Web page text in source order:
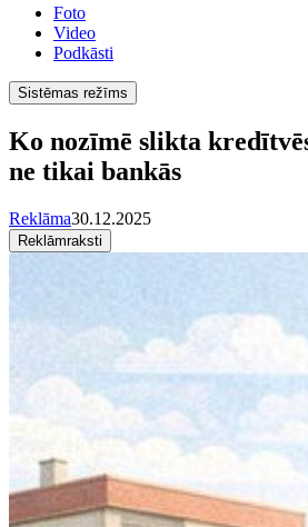
Foto
Video
Podkāsti
Sistēmas režīms
Ko nozīmē slikta
ne tikai bankās
Reklāma30.12.2025
Reklāmraksti